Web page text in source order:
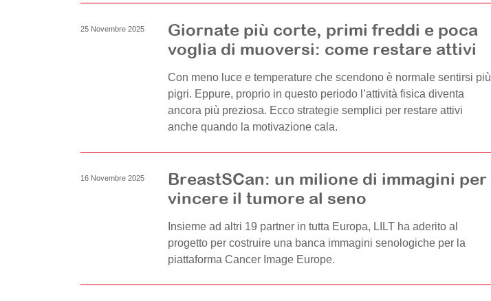
25 Novembre 2025
Giornate più corte, primi freddi e poca
voglia di muoversi: come restare attivi
Con meno luce e temperature che scendono è normale sentirsi più
pigri. Eppure, proprio in questo periodo l’attività fisica diventa
ancora più preziosa. Ecco strategie semplici per restare attivi
anche quando la motivazione cala.
16 Novembre 2025
BreastSCan: un milione di immagini per
vincere il tumore al seno
Insieme ad altri 19 partner in tutta Europa, LILT ha aderito al
progetto per costruire una banca immagini senologiche per la
piattaforma Cancer Image Europe.